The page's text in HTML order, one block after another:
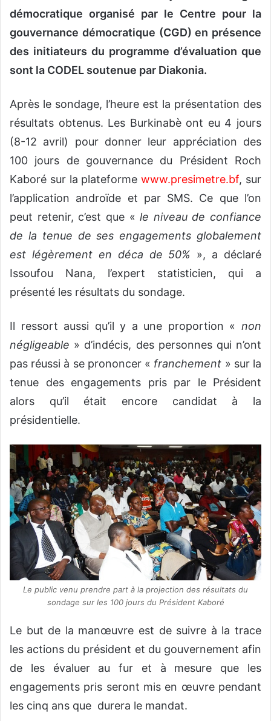
démocratique organisé par le Centre pour la
gouvernance démocratique (CGD) en présence
des initiateurs du programme d’évaluation que
sont la CODEL soutenue par Diakonia.
Après le sondage, l’heure est la présentation des
résultats obtenus. Les Burkinabè ont eu 4 jours
(8-12 avril) pour donner leur appréciation des
100 jours de gouvernance du Président Roch
Kaboré sur la plateformewww.presimetre.bf, sur
l’application androïde et par SMS. Ce que l’on
peut retenir, c’est que «le niveau de confiance
de la tenue de ses engagements globalement
est légèrement en déca de 50% », a déclaré
Issoufou Nana, l’expert statisticien, qui a
présenté les résultats du sondage.
Il ressort aussi qu’il y a une proportion « non
négligeable » d’indécis, des personnes qui n’ont
pas réussi à se prononcer « franchement » sur la
tenue des engagements pris par le Président
alors qu’il était encore candidat à la
présidentielle.
Le public venu prendre part à la projection des résultats du
sondage sur les 100 jours du Président Kaboré
Le but de la manœuvre est de suivre à la trace
les actions du président et du gouvernement afin
de les évaluer au fur et à mesure que les
engagements pris seront mis en œuvre pendant
les cinq ans que durera le mandat.